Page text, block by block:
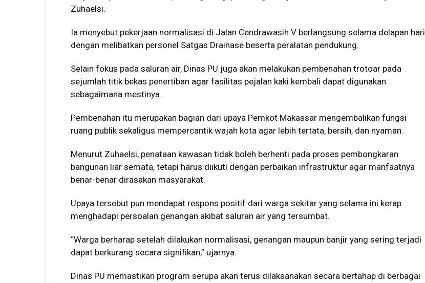
Zuhaelsi.
Ia menyebut pekerjaan normalisasi di Jalan Cendrawasih V berlangsung selama delapan hari
dengan melibatkan personel Satgas Drainase beserta peralatan pendukung.
Selain fokus pada saluran air, Dinas PU juga akan melakukan pembenahan trotoar pada
sejumlah titik bekas penertiban agar fasilitas pejalan kaki kembali dapat digunakan
sebagaimana mestinya.
Pembenahan itu merupakan bagian dari upaya Pemkot Makassar mengembalikan fungsi
ruang publik sekaligus mempercantik wajah kota agar lebih tertata, bersih, dan nyaman.
Menurut Zuhaelsi, penataan kawasan tidak boleh berhenti pada proses pembongkaran
bangunan liar semata, tetapi harus diikuti dengan perbaikan infrastruktur agar manfaatnya
benar-benar dirasakan masyarakat.
Upaya tersebut pun mendapat respons positif dari warga sekitar yang selama ini kerap
menghadapi persoalan genangan akibat saluran air yang tersumbat.
“Warga berharap setelah dilakukan normalisasi, genangan maupun banjir yang sering terjadi
dapat berkurang secara signifikan,” ujarnya.
Dinas PU memastikan program serupa akan terus dilaksanakan secara bertahap di berbagai